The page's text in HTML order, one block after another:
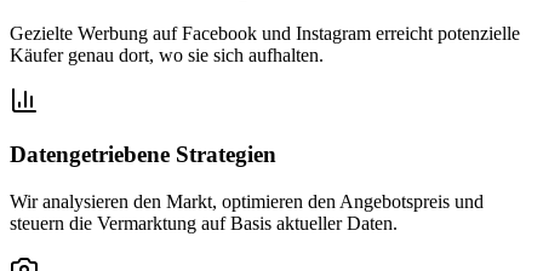
Gezielte Werbung auf Facebook und Instagram erreicht potenzielle
Käufer genau dort, wo sie sich aufhalten.
Datengetriebene Strategien
Wir analysieren den Markt, optimieren den Angebotspreis und
steuern die Vermarktung auf Basis aktueller Daten.